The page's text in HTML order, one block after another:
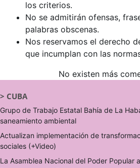
los criterios.
No se admitirán ofensas,
palabras obscenas.
Nos reservamos el derecho
que incumplan con las
No existen más
> CUBA
Grupo de Trabajo Estatal Bahía de La
saneamiento ambiental
Actualizan implementación de
sociales (+Video)
La Asamblea Nacional del Poder Popular